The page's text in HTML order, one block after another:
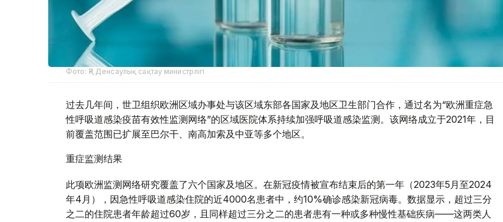
Фото: ҚР Денсаулық сақтау министрлігі
过去几年间，世卫组织欧洲区域办事处与该区域东部各国家及地区卫生部门合作，通过名为“欧洲重症急
性呼吸道感染疫苗有效性监测网络”的区域医院体系持续加强呼吸道感染监测。该网络成立于2021年，目
前覆盖范围已扩展至巴尔干、南高加索及中亚等多个地区。
重症监测结果
此项欧洲监测网络研究覆盖了六个国家及地区。在新冠疫情被宣布结束后的第一年（2023年5月至2024
年4月），因急性呼吸道感染住院的近4000名患者中，约10%确诊感染新冠病毒。数据显示，超过三分
之二的住院患者年龄超过60岁，且同样超过三分之二的患者患有一种或多种慢性基础疾病——这两类人